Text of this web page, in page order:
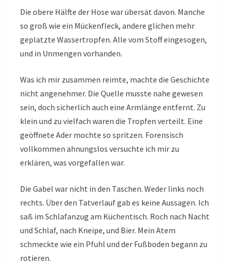
Die obere Hälfte der Hose war übersät davon. Manche
so groß wie ein Mückenfleck, andere glichen mehr
geplatzte Wassertropfen. Alle vom Stoff eingesogen,
und in Unmengen vorhanden.
Was ich mir zusammen reimte, machte die Geschichte
nicht angenehmer. Die Quelle musste nahe gewesen
sein, doch sicherlich auch eine Armlänge entfernt. Zu
klein und zu vielfach waren die Tropfen verteilt. Eine
geöffnete Ader mochte so spritzen. Forensisch
vollkommen ahnungslos versuchte ich mir zu
erklären, was vorgefallen war.
Die Gabel war nicht in den Taschen. Weder links noch
rechts. Über den Tatverlauf gab es keine Aussagen. Ich
saß im Schlafanzug am Küchentisch. Roch nach Nacht
und Schlaf, nach Kneipe, und Bier. Mein Atem
schmeckte wie ein Pfuhl und der Fußboden begann zu
rotieren.